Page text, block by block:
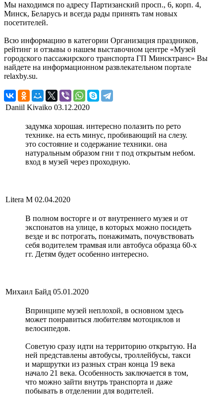
Мы находимся по адресу Партизанский просп., 6, корп. 4,
Минск, Беларусь и всегда рады принять там новых
посетителей.
Всю информацию в категории Организация праздников,
рейтинг и отзывы о нашем выставочном центре «Музей
городского пассажирского транспорта ГП Минсктранс» Вы
найдете на информационном развлекательном портале
relaxby.su.
Daniil Kivaiko 03.12.2020
задумка хорошая. интересно полазить по рето
технике. на есть минус, пробивающий на слезу.
это состояние и содержание техники. она
натуральным образом гни т под открытым небом.
вход в музей через проходную.
Litera M 02.04.2020
В полном восторге и от внутреннего музея и от
экспонатов на улице, в которых можно посидеть
везде и вс потрогать, понажимать, почувствовать
себя водителем трамвая или автобуса образца 60-х
гг. Детям будет особенно интересно.
Михаил Байд 05.01.2020
Впринципе музей неплохой, в основном здесь
может понравиться любителям мотоциклов и
велосипедов.
Советую сразу идти на территорию открытую. На
ней представлены автобусы, троллейбусы, такси
и маршрутки из разных стран конца 19 века
начало 21 века. Особенность заключается в том,
что можно зайти внутрь транспорта и даже
побывать в отделении для водителей.